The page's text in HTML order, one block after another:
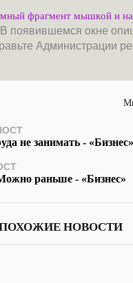
фрагмент мышкой и
появившемся окне
Администрации
не занимать - «Бизнес»
раньше - «Бизнес»
НОВОСТИ